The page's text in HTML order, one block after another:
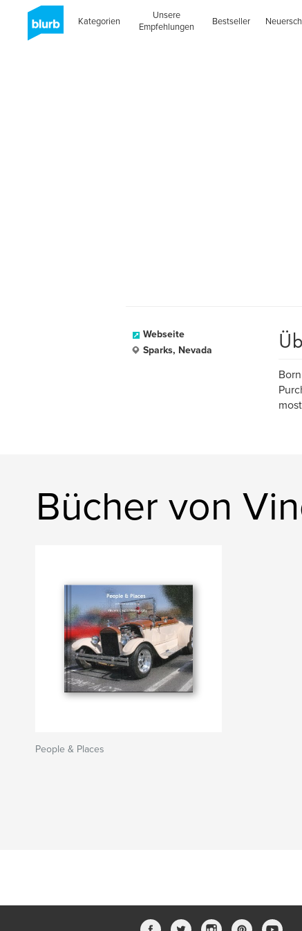
Kategorien
Unsere
Empfehlungen
Bestseller
Webseite
Sparks, Nevada
Bücher von
People & Places